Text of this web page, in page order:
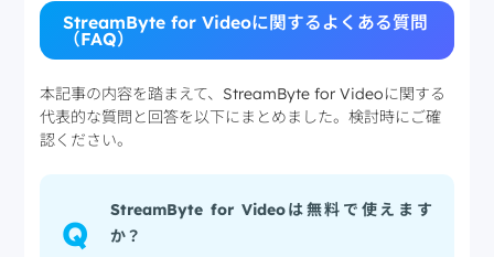
StreamByte for Videoに関するよくある質問
（FAQ）
本記事の内容を踏まえて、StreamByte for Videoに関する
代表的な質問と回答を以下にまとめました。検討時にご確
認ください。
Q
StreamByte for Videoは無料で使えます
か？